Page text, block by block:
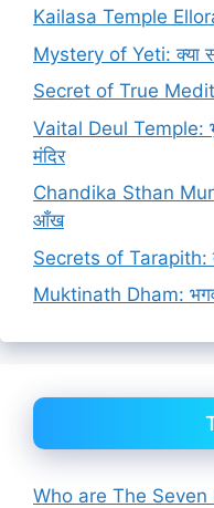
Kailasa Temple Ellora
Mystery of Yeti: क्या
Secret of True
Vaital Deul Temple:
मंदिर
Chandika Sthan
आँख
Secrets of Tarapith:
Muktinath Dham:
Who are The